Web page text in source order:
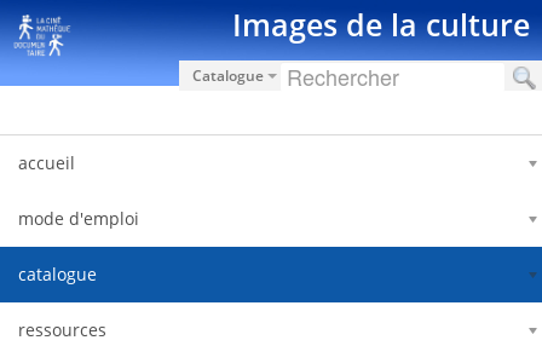
跳转到内容 Images de la culture
Catalogue
accueil
mode d'emploi
catalogue
ressources